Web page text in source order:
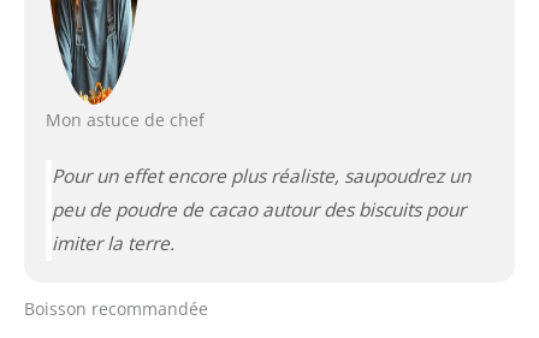
Mon astuce de chef
Pour un effet encore plus réaliste, saupoudrez un
peu de poudre de cacao autour des biscuits pour
imiter la terre.
Boisson recommandée